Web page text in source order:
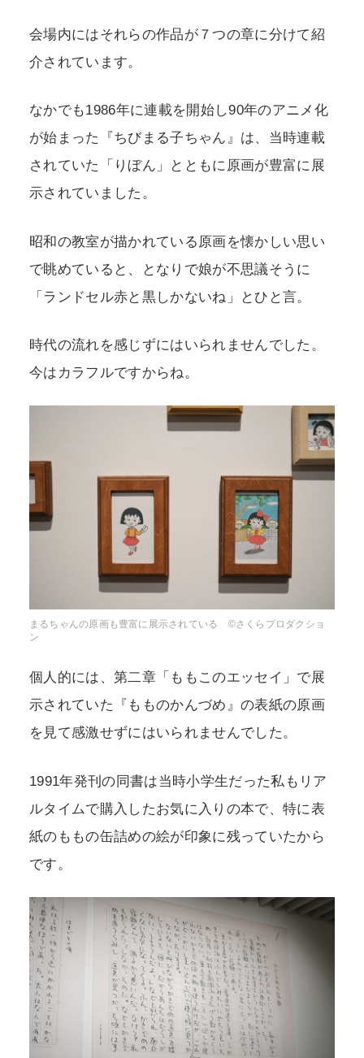
会場内にはそれらの作品が７つの章に分けて紹
介されています。
なかでも1986年に連載を開始し90年のアニメ化
が始まった『ちびまる子ちゃん』は、当時連載
されていた「りぼん」とともに原画が豊富に展
示されていました。
昭和の教室が描かれている原画を懐かしい思い
で眺めていると、となりで娘が不思議そうに
「ランドセル赤と黒しかないね」とひと言。
時代の流れを感じずにはいられませんでした。
今はカラフルですからね。
まるちゃんの原画も豊富に展示されている ©さくらプロダクショ
ン
個人的には、第二章「ももこのエッセイ」で展
示されていた『もものかんづめ』の表紙の原画
を見て感激せずにはいられませんでした。
1991年発刊の同書は当時小学生だった私もリア
ルタイムで購入したお気に入りの本で、特に表
紙のももの缶詰めの絵が印象に残っていたから
です。